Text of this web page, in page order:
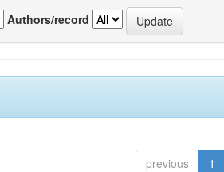
Authors/record
previous 1